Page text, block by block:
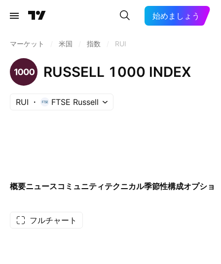
始めましょう
マーケット 米国 指数 RUI
RUSSELL 1000 INDEX
RUI FTSE Russell
概要ニュースコミュニティテクニカル季節性構成オプショ
フルチャート